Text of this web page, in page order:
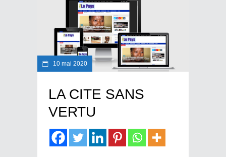
10 mai 2020
LA CITE SANS
VERTU